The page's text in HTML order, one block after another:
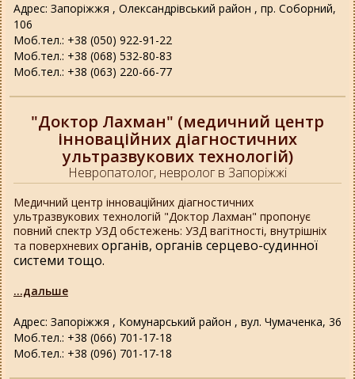
Адрес: Запоріжжя , Олександрівський район , пр. Соборний,
106
Моб.тел.: +38 (050) 922-91-22
Моб.тел.: +38 (068) 532-80-83
Моб.тел.: +38 (063) 220-66-77
"Доктор Лахман" (медичний центр
інноваційних діагностичних
ультразвукових технологій)
Невропатолог, невролог в Запоріжжі
Адрес: Запоріжжя , Комунарський район , вул. Чумаченка, 36
Моб.тел.: +38 (066) 701-17-18
Моб.тел.: +38 (096) 701-17-18
Медичний центр інноваційних діагностичних
ультразвукових технологій "Доктор Лахман" пропонує
повний спектр УЗД обстежень: УЗД вагітності, внутрішніх
та поверхневих органів, органів серцево-судинної
системи тощо.
...дальше